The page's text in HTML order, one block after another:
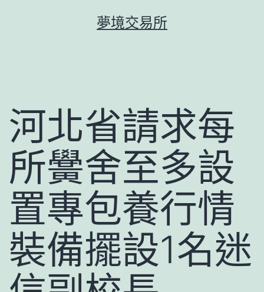
夢境交易所
河北省請求每
所黌舍至多設
置專包養行情
裝備擺設1名迷